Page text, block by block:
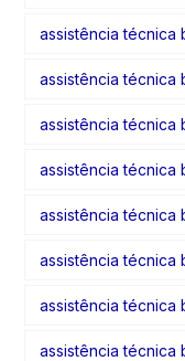
assistência técnica
assistência técnica
assistência técnica
assistência técnica
assistência técnica
assistência técnica
assistência técnica
assistência técnica